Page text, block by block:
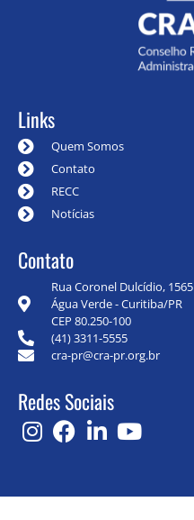
Links
Quem Somos
Contato
RECC
Notícias
Contato
Rua Coronel Dulcídio, 1565
Água Verde - Curitiba/PR
CEP 80.250-100
(41) 3311-5555
cra-pr@cra-pr.org.br
Redes Sociais